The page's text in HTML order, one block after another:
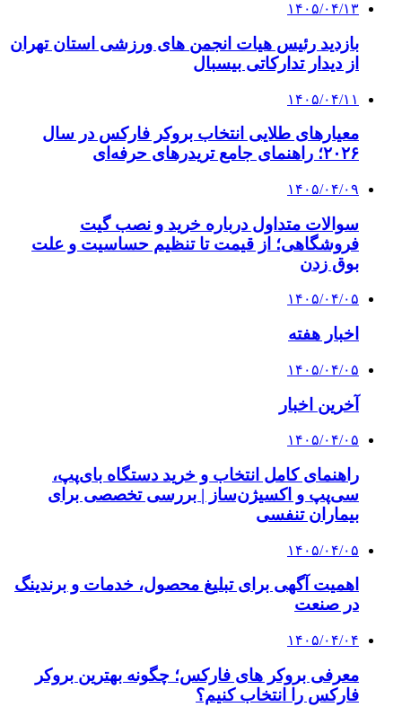
۱۴۰۵/۰۴/۱۳
بازدید رئیس هیات انجمن های ورزشی استان تهران
از دیدار تدارکاتی بیسبال
۱۴۰۵/۰۴/۱۱
معیارهای طلایی انتخاب بروکر فارکس در سال
۲۰۲۶؛ راهنمای جامع تریدرهای حرفه‌ای
۱۴۰۵/۰۴/۰۹
سوالات متداول درباره خرید و نصب گیت
فروشگاهی؛ از قیمت تا تنظیم حساسیت و علت
بوق زدن
۱۴۰۵/۰۴/۰۵
اخبار هفته
۱۴۰۵/۰۴/۰۵
آخرین اخبار
۱۴۰۵/۰۴/۰۵
راهنمای کامل انتخاب و خرید دستگاه بای‌پپ،
سی‌پپ و اکسیژن‌ساز | بررسی تخصصی برای
بیماران تنفسی
۱۴۰۵/۰۴/۰۵
اهمیت آگهی برای تبلیغ محصول، خدمات و برندینگ
در صنعت
۱۴۰۵/۰۴/۰۴
معرفی بروکر های فارکس؛ چگونه بهترین بروکر
فارکس را انتخاب کنیم؟